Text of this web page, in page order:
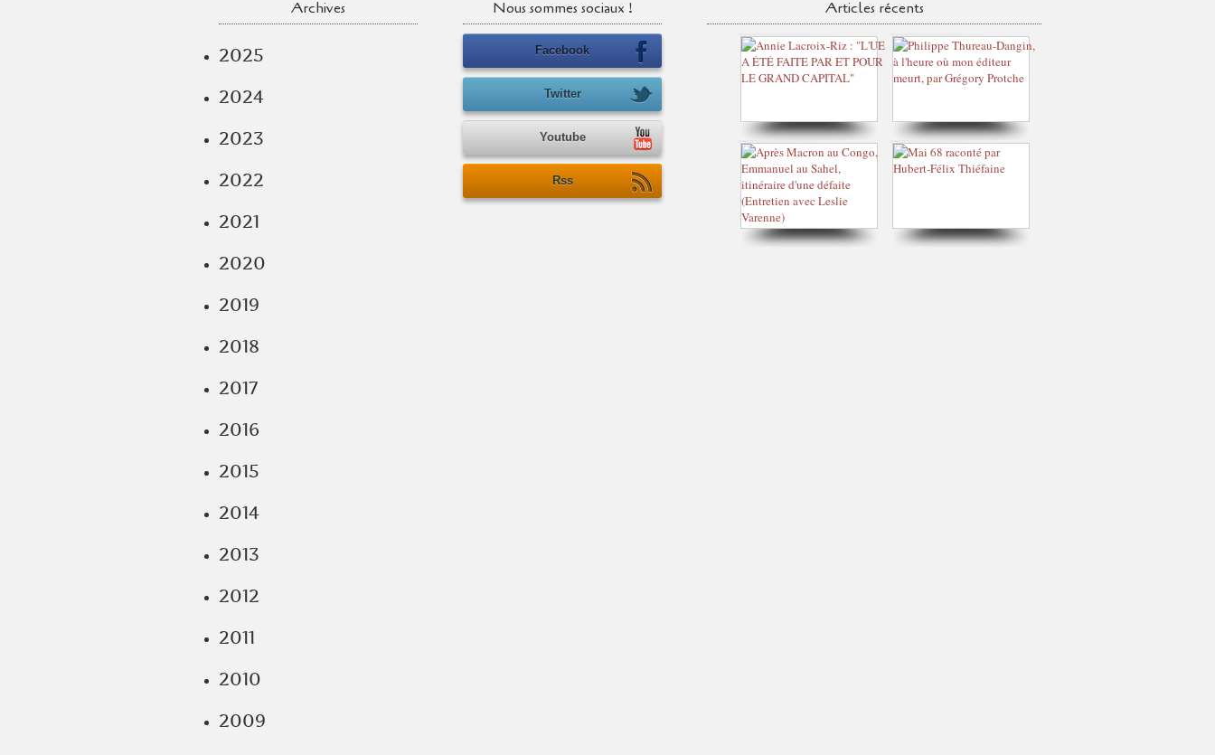
Archives
2025
2024
2023
2022
2021
2020
2019
2018
2017
2016
2015
2014
2013
2012
2011
2010
2009
Nous sommes sociaux !
Facebook
Twitter
Youtube
Rss
Articles récents